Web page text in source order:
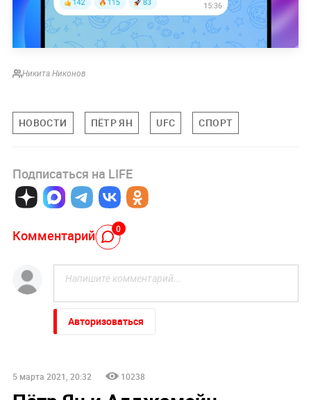
Никита Никонов
НОВОСТИ ПЁТР ЯН UFC СПОРТ
Подписаться на LIFE
Комментарий 0
Авторизоваться
5 марта 2021, 20:32 10238